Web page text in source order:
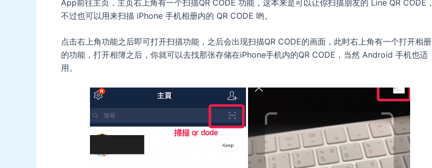
App前往主页，主页右上角有一个扫描QR CODE 功能，这本来是可以让你扫描朋友的 Line QR CODE，
不过也可以用来扫描 iPhone 手机相册内的 QR CODE 哟。
点击右上角功能之后即可打开扫描功能，之后会出现扫描QR CODE的画面，此时右上角有一个打开相册
的功能，打开相簿之后，你就可以去找那张存储在iPhone手机内的QR CODE，当然 Android 手机也适
用。